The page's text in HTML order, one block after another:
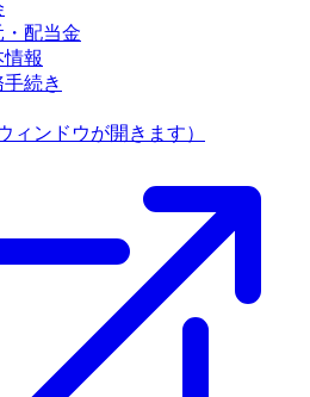
配当金
報
続き
ィンドウが開きます）